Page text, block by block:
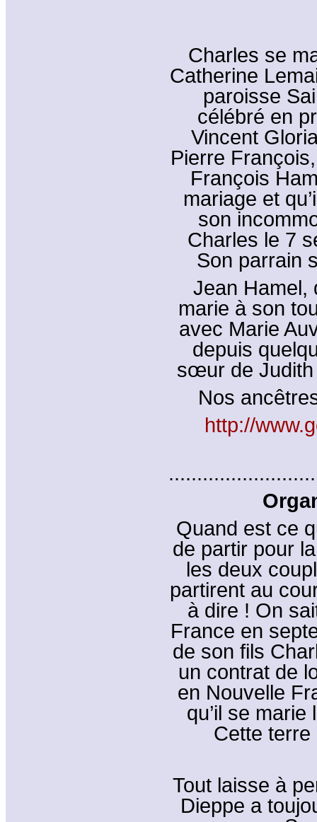
Charles se
Catherine
paroisse
célébré en
Vincent
Pierre
François
mariage et
son
Charles le 7
Son parrain
Jean Hamel,
marie à son
avec Marie
depuis
sœur de Judith
Nos
http://
Quand est ce
de partir pour
les deux
partirent au
à dire ! On
France en
de son fils
un contrat de
en Nouvelle
qu’il se
Cette
Tout laisse à
Dieppe a